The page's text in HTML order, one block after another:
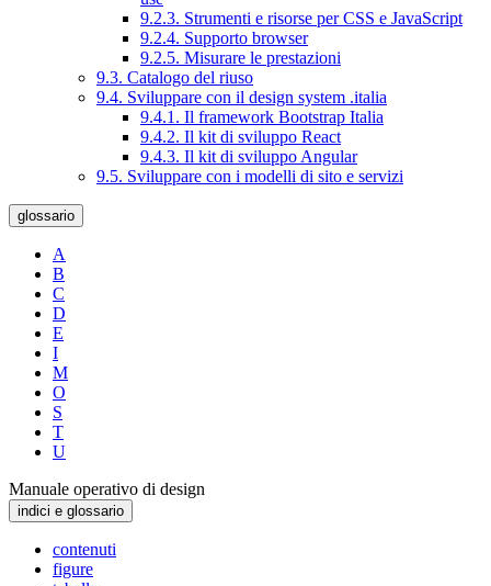
9.2.3. Strumenti e risorse per CSS e JavaScript
9.2.4. Supporto browser
9.2.5. Misurare le prestazioni
9.3. Catalogo del riuso
9.4. Sviluppare con il design system .italia
9.4.1. Il framework Bootstrap Italia
9.4.2. Il kit di sviluppo React
9.4.3. Il kit di sviluppo Angular
9.5. Sviluppare con i modelli di sito e servizi
glossario
A
B
C
D
E
I
M
O
S
T
U
Manuale operativo di design
indici e glossario
contenuti
figure